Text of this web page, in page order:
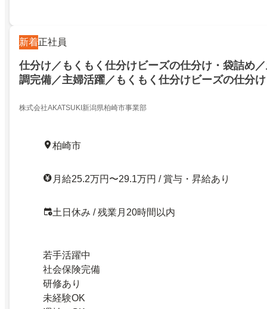
新着正社員
仕分け／もくもく仕分けビーズの仕分け・袋詰め
調完備／主婦活躍／もくもく仕分けビーズの仕分
株式会社AKATSUKI新潟県柏崎市事業部
柏崎市
月給25.2万円〜29.1万円 / 賞与・昇給あり
土日休み / 残業月20時間以内
若手活躍中
社会保険完備
研修あり
未経験OK